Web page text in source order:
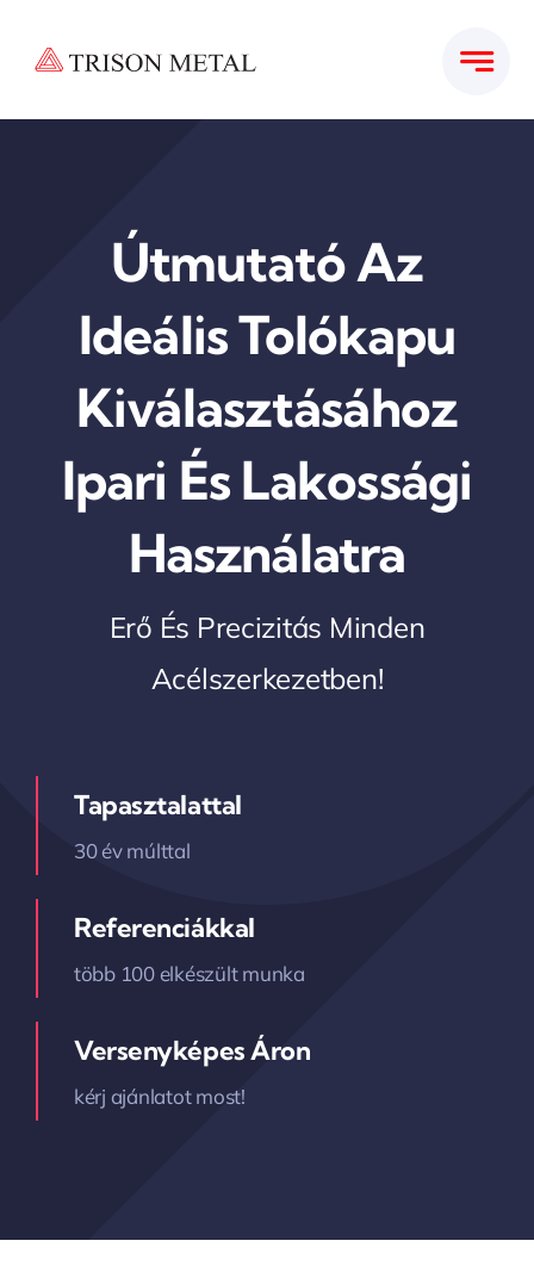
Útmutató Az
Ideális Tolókapu
Kiválasztásához
Ipari És Lakossági
Használatra
Erő És Precizitás Minden
Acélszerkezetben!
Tapasztalattal
30 év múlttal
Referenciákkal
több 100 elkészült munka
Versenyképes Áron
kérj ajánlatot most!